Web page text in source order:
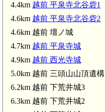
越前 三室山城(4.3km)
4.4km 越前 平泉寺北谷砦1
4.6km 越前 平泉寺北谷砦2
4.6km 越前 壇ノ城
4.7km 越前 平泉寺城
4.9km 越前 西光寺城
5.0km 越前 三頭山山頂遺構
6.2km 越前 下荒井城3
6.3km 越前 下荒井城2